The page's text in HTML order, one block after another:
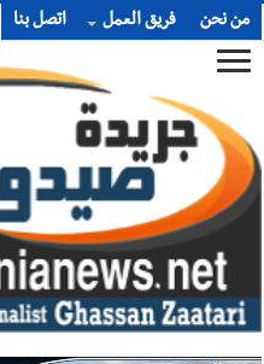
من نحن فريق العمل اتصل بنا